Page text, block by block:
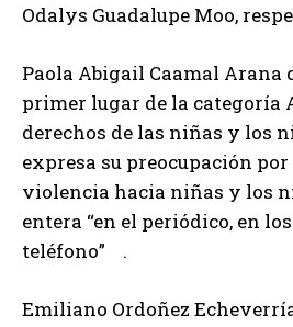
Odalys Guadalupe Moo,
Paola Abigail Caamal Arana
primer lugar de la categoría
derechos de las niñas y los
expresa su preocupación por
violencia hacia niñas y los
entera “en el periódico, en
teléfono” .
Emiliano Ordoñez